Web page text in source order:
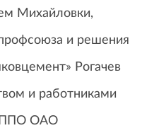
Михайловки,
и решения
Рогачев
и работниками
ППО ОАО